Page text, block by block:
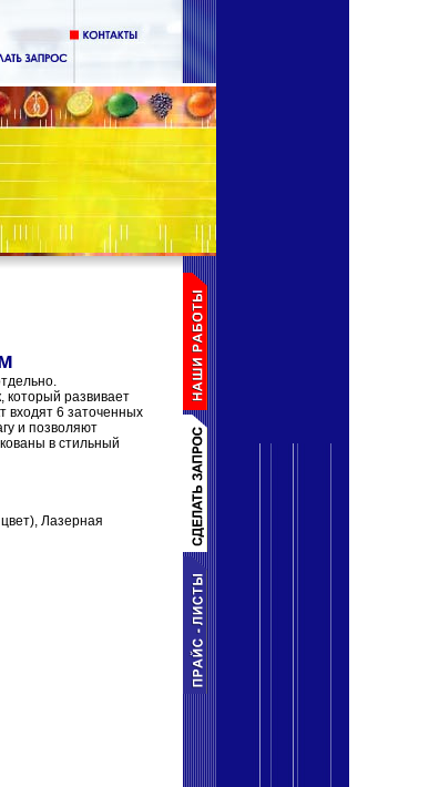
который развивает
входят 6 заточенных
и позволяют
в стильный
Лазерная